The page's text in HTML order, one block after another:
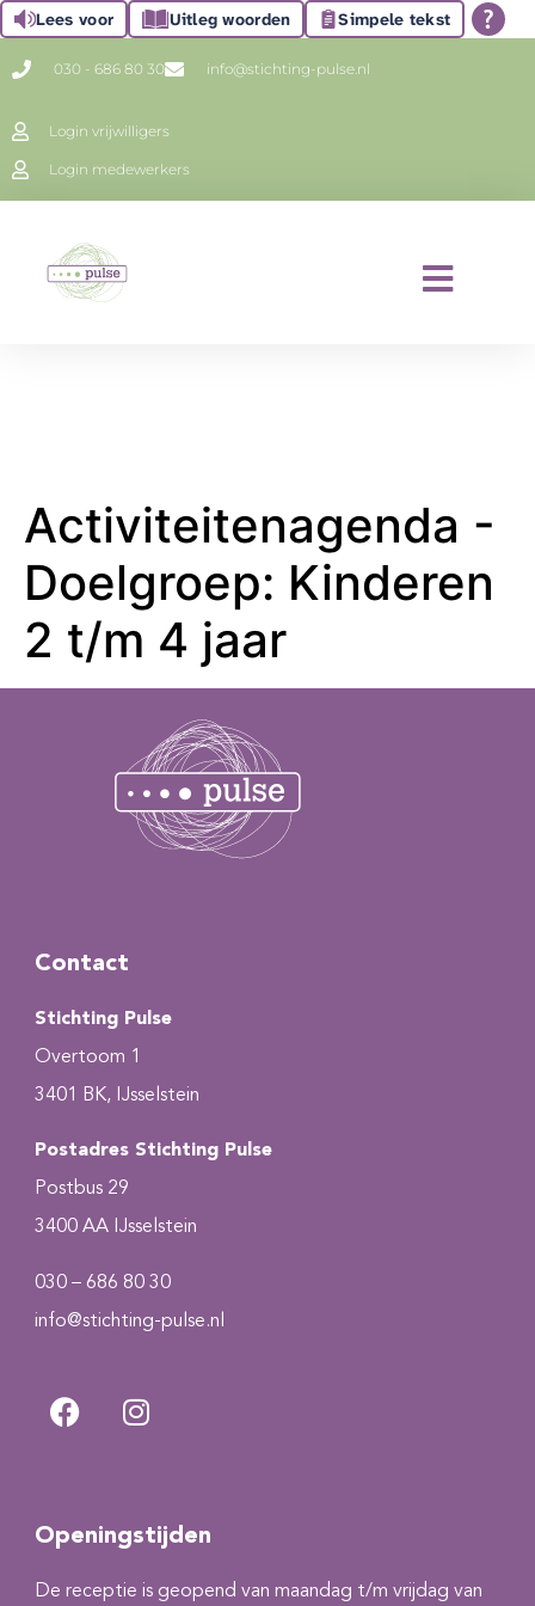
Lees voor Uitleg woorden Simpele tekst
030 - 686 80 30 info@stichting-pulse.nl
Login vrijwilligers
Login medewerkers
Activiteitenagenda -
Doelgroep: Kinderen
2 t/m 4 jaar
Contact
Stichting Pulse
Overtoom 1
3401 BK, IJsselstein
Postadres Stichting Pulse
Postbus 29
3400 AA IJsselstein
030 – 686 80 30
info@stichting-pulse.nl
Openingstijden
De receptie is geopend van maandag t/m vrijdag van